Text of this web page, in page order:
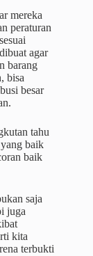
mereka
peraturan
agar
barang
bisa
besar
tahu
yang baik
baik
saja
juga
kita
terbukti